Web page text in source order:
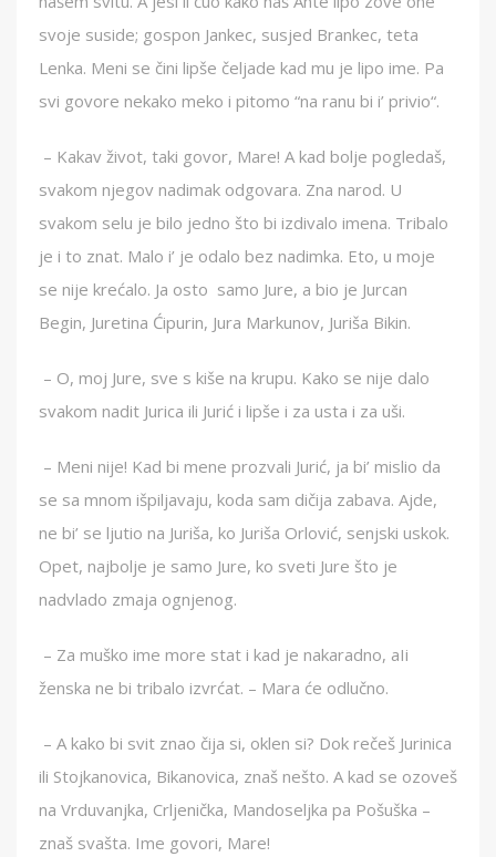
svoje suside; gospon Jankec, susjed Brankec, teta
Lenka. Meni se čini lipše čeljade kad mu je lipo ime. Pa
svi govore nekako meko i pitomo “na ranu bi i’ privio“.
– Kakav život, taki govor, Mare! A kad bolje pogledaš,
svakom njegov nadimak odgovara. Zna narod. U
svakom selu je bilo jedno što bi izdivalo imena. Tribalo
je i to znat. Malo i’ je odalo bez nadimka. Eto, u moje
se nije krećalo. Ja osto samo Jure, a bio je Jurcan
Begin, Juretina Ćipurin, Jura Markunov, Juriša Bikin.
– O, moj Jure, sve s kiše na krupu. Kako se nije dalo
svakom nadit Jurica ili Jurić i lipše i za usta i za uši.
– Meni nije! Kad bi mene prozvali Jurić, ja bi’ mislio da
se sa mnom išpiljavaju, koda sam dičija zabava. Ajde,
ne bi’ se ljutio na Juriša, ko Juriša Orlović, senjski uskok.
Opet, najbolje je samo Jure, ko sveti Jure što je
nadvlado zmaja ognjenog.
– Za muško ime more stat i kad je nakaradno, aIi
ženska ne bi tribalo izvrćat. – Mara će odlučno.
– A kako bi svit znao čija si, oklen si? Dok rečeš Jurinica
ili Stojkanovica, Bikanovica, znaš nešto. A kad se ozoveš
na Vrduvanjka, Crljenička, Mandoseljka pa Pošuška –
znaš svašta. Ime govori, Mare!